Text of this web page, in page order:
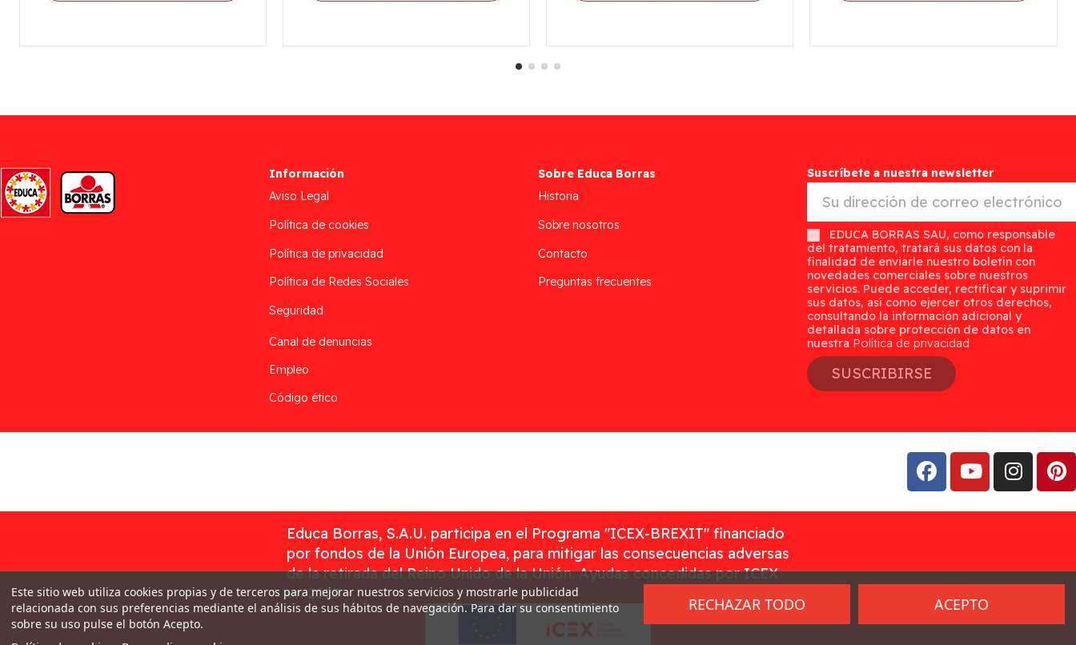
Información
Aviso Legal
Política de cookies
Política de privacidad
Política de Redes Sociales
Seguridad
Canal de denuncias
Empleo
Código ético
Sobre Educa Borras
Historia
Sobre nosotros
Contacto
Preguntas frecuentes
Suscríbete a nuestra newsletter
EDUCA BORRAS SAU, como responsable
del tratamiento, tratará sus datos con la
finalidad de enviarle nuestro boletín con
novedades comerciales sobre nuestros
servicios. Puede acceder, rectificar y suprimir
sus datos, así como ejercer otros derechos,
consultando la información adicional y
detallada sobre protección de datos en
nuestra Política de privacidad
SUSCRIBIRSE
Educa Borras, S.A.U. participa en el Programa "ICEX-BREXIT" financiado
por fondos de la Unión Europea, para mitigar las consecuencias adversas
de la retirada del Reino Unido de la Unión. Ayudas concedidas por ICEX
en 2023
Este sitio web utiliza cookies propias y de terceros para mejorar nuestros servicios y mostrarle publicidad
relacionada con sus preferencias mediante el análisis de sus hábitos de navegación. Para dar su consentimiento
sobre su uso pulse el botón Acepto.
RECHAZAR TODO ACEPTO